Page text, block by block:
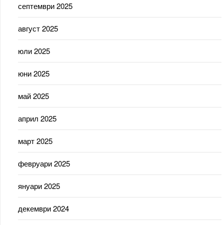
септември 2025
август 2025
юли 2025
юни 2025
май 2025
април 2025
март 2025
февруари 2025
януари 2025
декември 2024